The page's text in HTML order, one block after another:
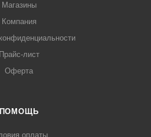
Магазины
Компания
Прайс-лист
Оферта
ПОМОЩЬ
оплаты